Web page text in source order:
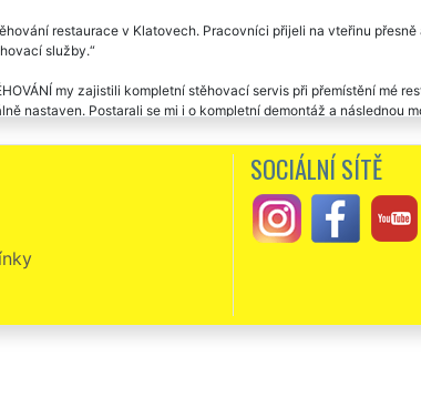
restaurace v Klatovech. Pracovníci přijeli na vteřinu
služby.
my zajistili kompletní stěhovací servis při přemístění mé
nastaven. Postarali se mi i o kompletní demontáž a následnou
SOCIÁLNÍ SÍTĚ